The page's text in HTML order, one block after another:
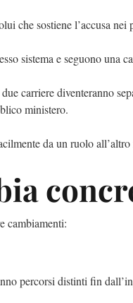
che sostiene l’accusa nei
sistema e seguono una
due carriere diventeranno
ministero.
da un ruolo
cambiamenti:
percorsi distinti fin